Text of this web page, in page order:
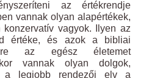
az értékrendje
vannak olyan alapértékek,
konzervatív vagyok. Ilyen az
értéke, és azok a bibliai
az egész életemet
vannak olyan dolgok,
a legjobb rendezői elv a